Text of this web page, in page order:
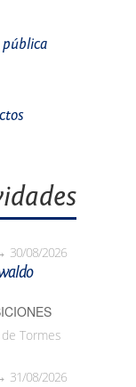
30/08/2026
Tormes
31/08/2026